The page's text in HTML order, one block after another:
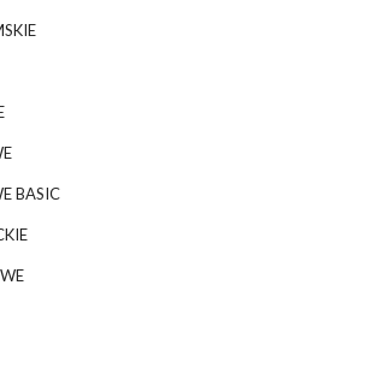
BASIC